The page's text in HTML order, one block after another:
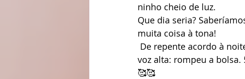
ninho cheio de luz.
Que dia seria?
muita coisa à tona!
voz alta: rompeu a bolsa.
🥰🥰